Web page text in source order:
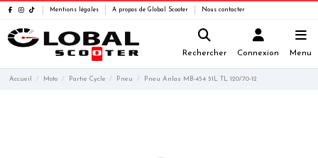
Mentions légales A propos de Global Scooter Nous contacter
Rechercher Connexion Menu
Accueil Moto Partie Cycle Pneu Pneu Anlas MB-454 51L TL 120/70-12